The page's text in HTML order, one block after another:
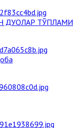
ДУОЛАР ТЎПЛАМИ